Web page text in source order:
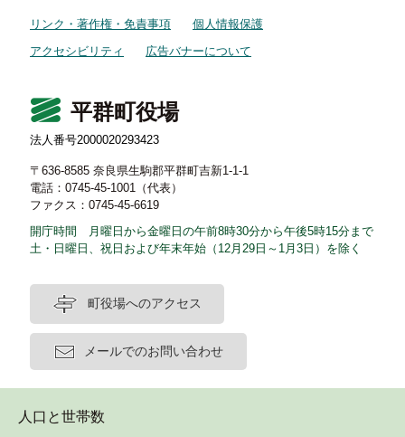
リンク・著作権・免責事項
個人情報保護
アクセシビリティ
広告バナーについて
平群町役場
法人番号2000020293423
〒636-8585 奈良県生駒郡平群町吉新1-1-1
電話：0745-45-1001（代表）
ファクス：0745-45-6619
開庁時間 月曜日から金曜日の午前8時30分から午後5時15分まで
土・日曜日、祝日および年末年始（12月29日～1月3日）を除く
町役場へのアクセス
メールでのお問い合わせ
人口と世帯数